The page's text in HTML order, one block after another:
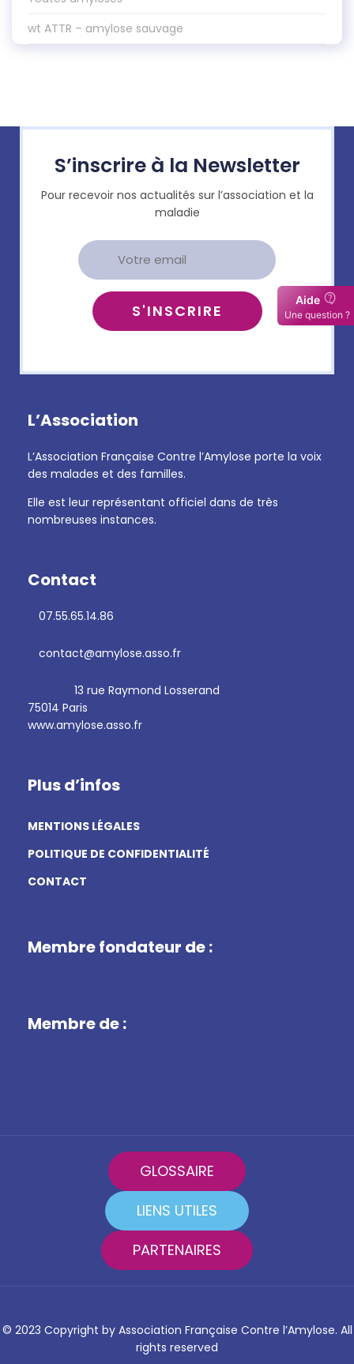
wt ATTR – amylose sauvage
S’inscrire à la Newsletter
Pour recevoir nos actualités sur l’association et la
maladie
L’Association
L’Association Française Contre l’Amylose porte la voix
des malades et des familles.
Elle est leur représentant officiel dans de très
nombreuses instances.
Contact
07.55.65.14.86
contact@amylose.asso.fr
13 rue Raymond Losserand
75014 Paris
www.amylose.asso.fr
Plus d’infos
MENTIONS LÉGALES
POLITIQUE DE CONFIDENTIALITÉ
CONTACT
Membre fondateur de :
Membre de :
GLOSSAIRE
LIENS UTILES
PARTENAIRES
© 2023 Copyright by Association Française Contre l’Amylose. All
rights reserved